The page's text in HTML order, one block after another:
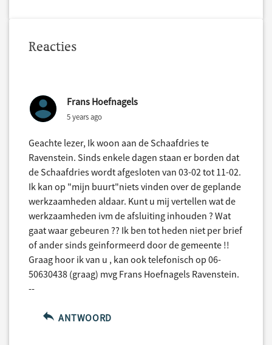
Reacties
Frans Hoefnagels
5 years ago
Geachte lezer, Ik woon aan de Schaafdries te
Ravenstein. Sinds enkele dagen staan er borden dat
de Schaafdries wordt afgesloten van 03-02 tot 11-02.
Ik kan op "mijn buurt"niets vinden over de geplande
werkzaamheden aldaar. Kunt u mij vertellen wat de
werkzaamheden ivm de afsluiting inhouden ? Wat
gaat waar gebeuren ?? Ik ben tot heden niet per brief
of ander sinds geinformeerd door de gemeente !!
Graag hoor ik van u , kan ook telefonisch op 06-
50630438 (graag) mvg Frans Hoefnagels Ravenstein.
--
ANTWOORD